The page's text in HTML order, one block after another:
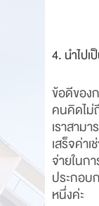
4. นำไป
ข้อดีของ
คนคิดไม่
เราสาม
เสร็จค่าเ
จ่ายในก
ประกอบ
หนึ่งค่ะ